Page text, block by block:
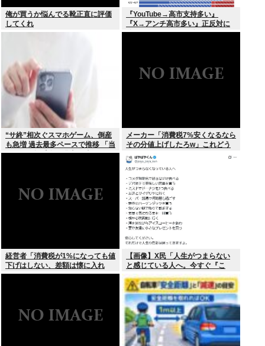
俺が買うか悩んでる靴正直に評価
してくれ
『YouTube→高市支持多い』
『X→アンチ高市多い』正反対に
分かれてしまう。一体なぜ？？？
“サ終”相次ぐスマホゲーム、倒産
も急増 過去最多ペースで推移 「当
たれば一攫千金」過去の時代に
メーカー「消費税7%安くなるなら
その分値上げしたろw」これどう
すんの？
経営者「消費税が1%になっても値
下げはしない、差額は懐に入れ
る」
【画像】X民「人生がつまらない
と感じている人へ。今すぐ『こ
れ』をやってください。」6.9万い
いね